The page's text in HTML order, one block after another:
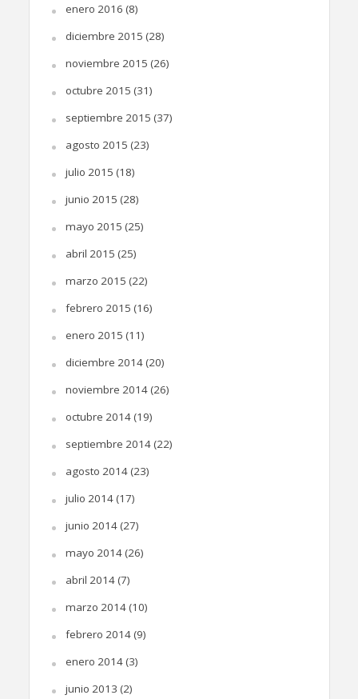
enero 2016 (8)
diciembre 2015 (28)
noviembre 2015 (26)
octubre 2015 (31)
septiembre 2015 (37)
agosto 2015 (23)
julio 2015 (18)
junio 2015 (28)
mayo 2015 (25)
abril 2015 (25)
marzo 2015 (22)
febrero 2015 (16)
enero 2015 (11)
diciembre 2014(20)
noviembre 2014(26)
octubre 2014(19)
septiembre 2014(22)
agosto 2014(23)
julio 2014(17)
junio 2014(27)
mayo 2014(26)
abril 2014(7)
marzo 2014(10)
febrero 2014(9)
enero 2014(3)
junio 2013 (2)